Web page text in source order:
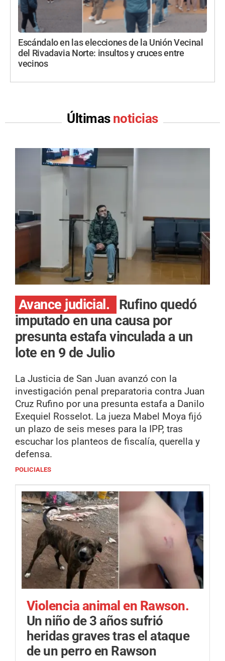
Escándalo en las elecciones de la Unión Vecinal
del Rivadavia Norte: insultos y cruces entre
vecinos
Últimas noticias
Avance judicial.
Rufino quedó
imputado en una causa por
presunta estafa vinculada a un
lote en 9 de Julio
La Justicia de San Juan avanzó con la
investigación penal preparatoria contra Juan
Cruz Rufino por una presunta estafa a Danilo
Exequiel Rosselot. La jueza Mabel Moya fijó
un plazo de seis meses para la IPP, tras
escuchar los planteos de fiscalía, querella y
defensa.
POLICIALES
Violencia animal en Rawson.
Un niño de 3 años sufrió
heridas graves tras el ataque
de un perro en Rawson